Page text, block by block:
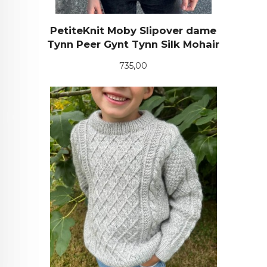
PetiteKnit Moby Slipover dame
Tynn Peer Gynt Tynn Silk Mohair
Pris
735,00